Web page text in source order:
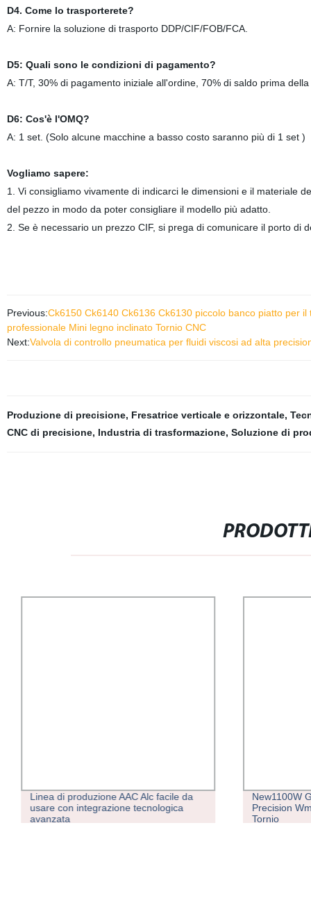
D4. Come lo trasporterete?
A: Fornire la soluzione di trasporto DDP/CIF/FOB/FCA.
D5: Quali sono le condizioni di pagamento?
A: T/T, 30% di pagamento iniziale all'ordine, 70% di saldo prima
D6: Cos'è l'OMQ?
A: 1 set. (Solo alcune macchine a basso costo saranno più di 1 set )
Vogliamo sapere:
1. Vi consigliamo vivamente di indicarci le dimensioni e il materiale
del pezzo in modo da poter consigliare il modello più adatto.
2. Se è necessario un prezzo CIF, si prega di comunicare il porto di
Previous:Ck6150 Ck6140 Ck6136 Ck6130 piccolo banco piatto per
professionale Mini legno inclinato Tornio CNC
Next:Valvola di controllo pneumatica per fluidi viscosi ad alta
Produzione di precisione, Fresatrice verticale e orizzontale,
CNC di precisione, Industria di trasformazione, Soluzione di
Linea di produzione AAC Alc facile da
usare con integrazione tecnologica
avanzata
New1100W
Precision
Tornio